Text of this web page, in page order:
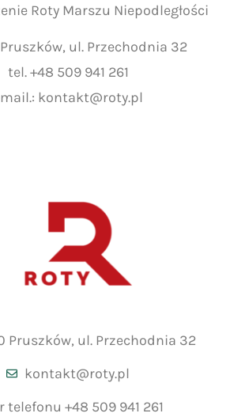
Roty Marszu Niepodległości
ul. Przechodnia 32
tel. +48 509 941 261
kontakt@roty.pl
Pruszków, ul. Przechodnia 32
kontakt@roty.pl
telefonu +48 509 941 261